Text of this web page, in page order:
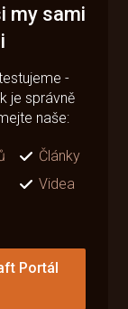
my sami
-
je správně
naše:
Články
Videa
Portál